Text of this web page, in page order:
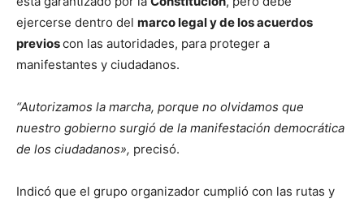
ejercerse dentro del marco legal y de los acuerdos
previoscon las autoridades, para proteger a
manifestantes y ciudadanos.
“Autorizamos la marcha, porque no olvidamos que
nuestro gobierno surgió de la manifestación democrática
de los ciudadanos», precisó.
Indicó que el grupo organizador cumplió con las rutas y